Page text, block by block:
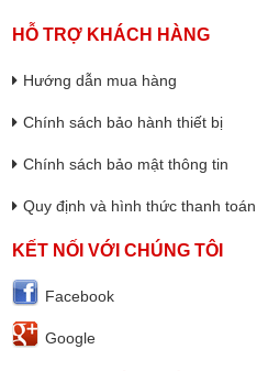
HỖ TRỢ KHÁCH HÀNG
Hướng dẫn mua hàng
Chính sách bảo hành thiết bị
Chính sách bảo mật thông tin
Quy định và hình thức thanh toán
KẾT NỐI VỚI CHÚNG TÔI
Facebook
Google